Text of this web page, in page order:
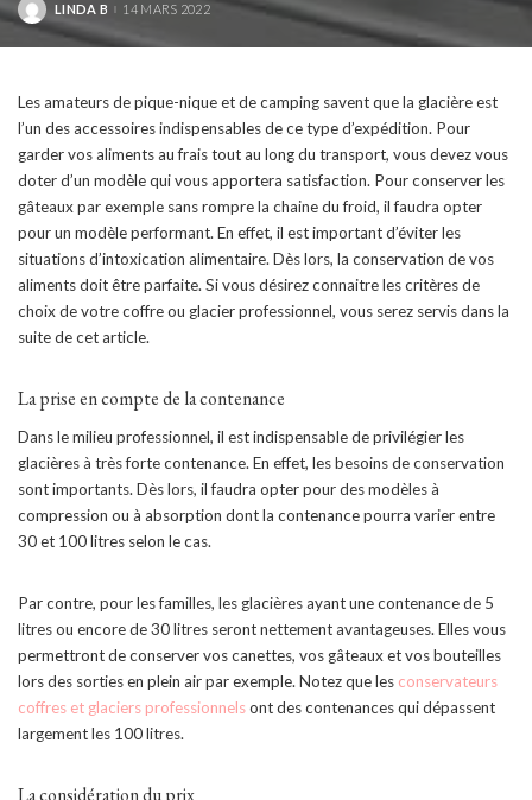
POSTED
BY
LINDA B 14 MARS 2022
Les amateurs de pique-nique et de camping savent que la glacière est
l’un des accessoires indispensables de ce type d’expédition. Pour
garder vos aliments au frais tout au long du transport, vous devez vous
doter d’un modèle qui vous apportera satisfaction. Pour conserver les
gâteaux par exemple sans rompre la chaine du froid, il faudra opter
pour un modèle performant. En effet, il est important d’éviter les
situations d’intoxication alimentaire. Dès lors, la conservation de vos
aliments doit être parfaite. Si vous désirez connaitre les critères de
choix de votre coffre ou glacier professionnel, vous serez servis dans la
suite de cet article.
La prise en compte de la contenance
Dans le milieu professionnel, il est indispensable de privilégier les
glacières à très forte contenance. En effet, les besoins de conservation
sont importants. Dès lors, il faudra opter pour des modèles à
compression ou à absorption dont la contenance pourra varier entre
30 et 100 litres selon le cas.
Par contre, pour les familles, les glacières ayant une contenance de 5
litres ou encore de 30 litres seront nettement avantageuses. Elles vous
permettront de conserver vos canettes, vos gâteaux et vos bouteilles
lors des sorties en plein air par exemple. Notez que les conservateurs
coffres et glaciers professionnelsont des contenances qui dépassent
largement les 100 litres.
La considération du prix